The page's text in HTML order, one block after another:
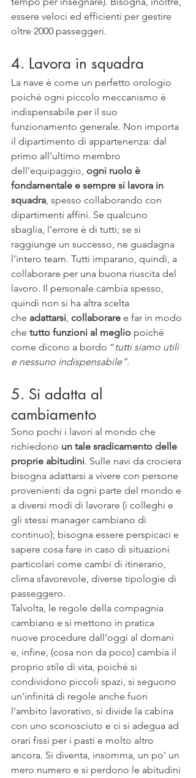
essere veloci ed efficienti per gestire
oltre 2000 passeggeri.
4. Lavora in squadra
La nave è come un perfetto orologio
poiché ogni piccolo meccanismo è
indispensabile per il suo
funzionamento generale. Non importa
il dipartimento di appartenenza: dal
primo all’ultimo membro
dell’equipaggio, ogni ruolo è
fondamentale e sempre si lavora in
squadra, spesso collaborando con
dipartimenti affini. Se qualcuno
sbaglia, l’errore è di tutti; se si
raggiunge un successo, ne guadagna
l’intero team. Tutti imparano, quindi, a
collaborare per una buona riuscita del
lavoro. Il personale cambia spesso,
quindi non si ha altra scelta
che adattarsi, collaborare e far in modo
che tutto funzioni al meglio poiché
come dicono a bordo “tutti siamo utili
e nessuno indispensabile”.
5. Si adatta al
cambiamento
Sono pochi i lavori al mondo che
richiedono un tale sradicamento delle
proprie abitudini. Sulle navi da crociera
bisogna adattarsi a vivere con persone
provenienti da ogni parte del mondo e
a diversi modi di lavorare (i colleghi e
gli stessi manager cambiano di
continuo); bisogna essere perspicaci e
sapere cosa fare in caso di situazioni
particolari come cambi di itinerario,
clima sfavorevole, diverse tipologie di
passeggero.
Talvolta, le regole della compagnia
cambiano e si mettono in pratica
nuove procedure dall’oggi al domani
e, infine, (cosa non da poco) cambia il
proprio stile di vita, poiché si
condividono piccoli spazi, si seguono
un’infinità di regole anche fuori
l’ambito lavorativo, si divide la cabina
con uno sconosciuto e ci si adegua ad
orari fissi per i pasti e molto altro
ancora. Si diventa, insomma, un po’ un
mero numero e si perdono le abitudini